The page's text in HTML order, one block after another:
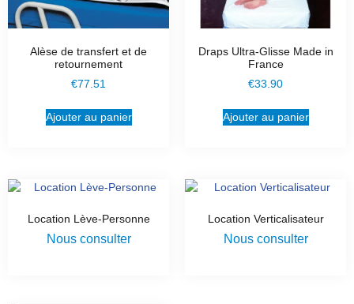
Alèse de transfert et de
retournement
€77.51
Ajouter au panier
Draps Ultra-Glisse Made in
France
€33.90
Ajouter au panier
Location Lève-Personne
Nous consulter
Location Verticalisateur
Nous consulter